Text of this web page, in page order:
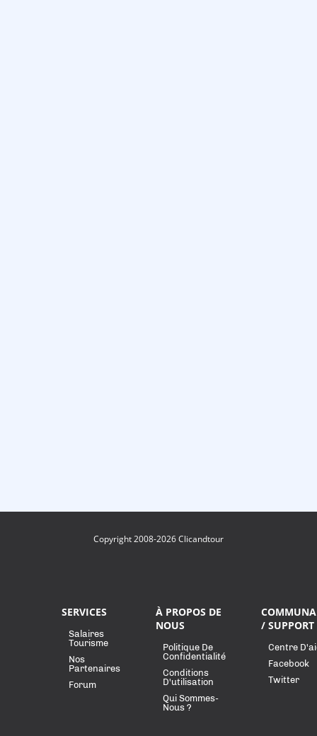
Copyright 2008-2026 Clicandtour
SERVICES
Salaires
Tourisme
Nos
Partenaires
Forum
À PROPOS DE
NOUS
Politique De
Confidentialité
Conditions
D'utilisation
Qui Sommes-
Nous ?
/ SUPPORT
Centre
Facebook
Twitter